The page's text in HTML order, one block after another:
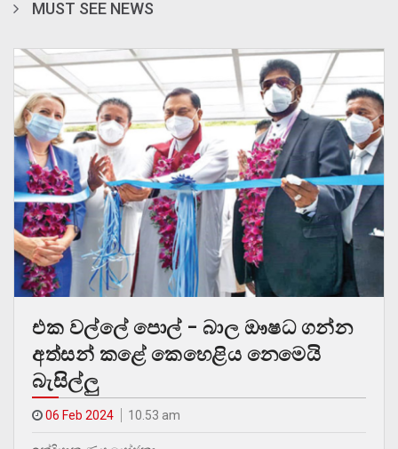
MUST SEE NEWS
එක වල්ලේ පොල් – බාල ඖෂධ ගන්න
අත්සන් කළේ කෙහෙළිය නෙමෙයි
බැසිල්ලු
06 Feb 2024 10.53 am